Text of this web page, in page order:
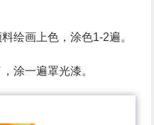
绘画上色，涂色1-2遍。
涂一遍罩光漆。